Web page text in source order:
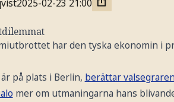
2025-02-23 21:00
har den tyska ekonomin i
är på plats i Berlin, berättar
mer om utmaningarna hans